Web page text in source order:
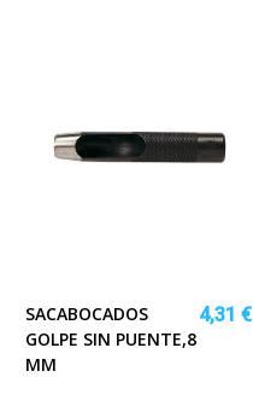
SACABOCADOS
GOLPE SIN PUENTE,8
MM
4,31 €